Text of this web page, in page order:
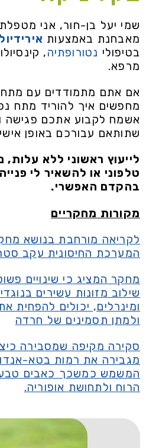
שמי יעל בן-חור, אני
מאבחנת באמצעות
בטיפולי נטורופתיה,
מרפא.
אם אתם מתמודדים עם מתח
מחפשים איך להוריד מתח
אשמח לקבוע אתכם פגישה
שתותאם עבורכם באופן
לייעוץ ראשוני ללא עלות,
טלפוני או להשאיר לי
בהקדם האפשרי.
מקורות מחקריים
לקריאה מורחבת בנושא
המערכת החיסונית עקב
מחקר המציג כי שינויים
שילוב מזונות עשירים
ומינרלים, יכולים להפחית
ולמתן תסמינים של חרדה
סקירה מקיפה שמסבירה
מגבירה את רמות בטא-
המשמש כמשכך כאבים
הרוח ולתחושת אופוריה.